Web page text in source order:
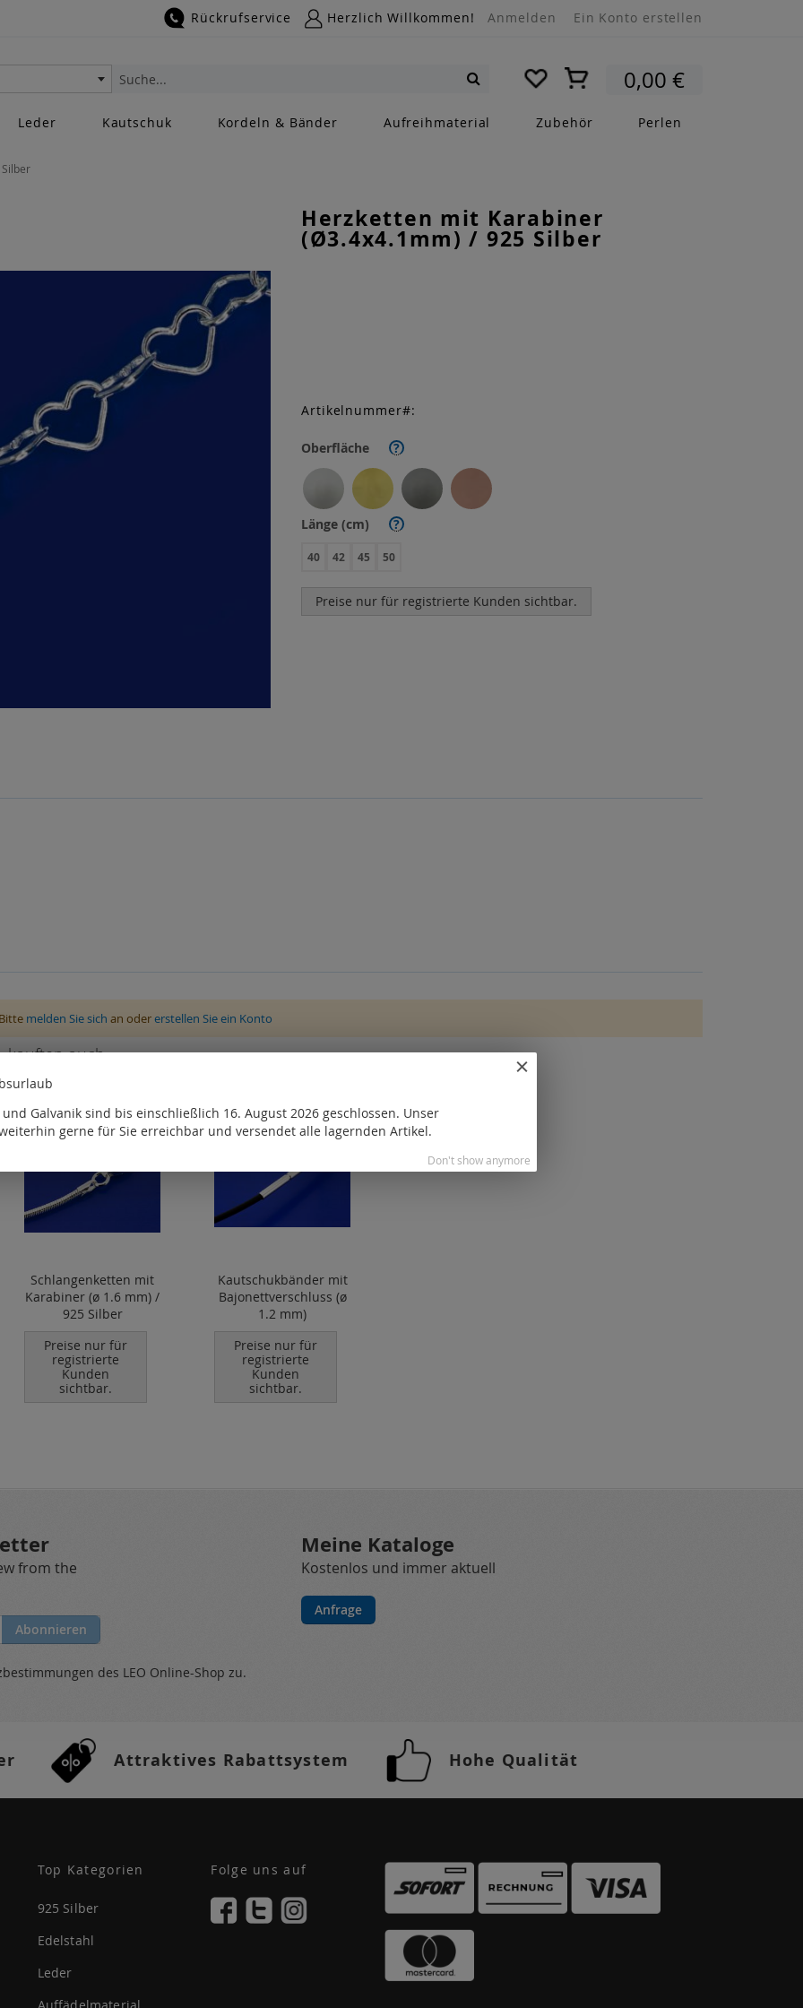
Rückrufservice Herzlich Willkommen! Anmelden Ein Konto erstellen
Mein Warenkorb
0,00 €
Suche
Leder Kautschuk Kordeln & Bänder Aufreihmaterial Zubehör Perlen
Herzketten mit Karabiner
(Ø3.4x4.1mm) / 925 Silber
Oberfläche ?
Länge (cm) ?
40 42 45 50
Preise nur für registrierte Kunden sichtbar.
Artikelnummer
melden Sie sich an odererstellen Sie ein Konto
kauften auch
Schlangenketten mit
Karabiner (ø 1.6 mm) /
925 Silber
Preise nur für
registrierte
Kunden
sichtbar.
Kautschukbänder mit
Bajonettverschluss (ø
1.2 mm)
Preise nur für
registrierte
Kunden
sichtbar.
from the
Abonnieren
Meine Kataloge
Kostenlos und immer aktuell
Anfrage
des LEO Online-Shop zu.
Attraktives Rabattsystem Hohe Qualität
Top Kategorien
925 Silber
Edelstahl
Leder
Folge uns auf
Galvanik sind bis einschließlich 16. August 2026 geschlossen. Unser
gerne für Sie erreichbar und versendet alle lagernden Artikel.
Don't show anymore